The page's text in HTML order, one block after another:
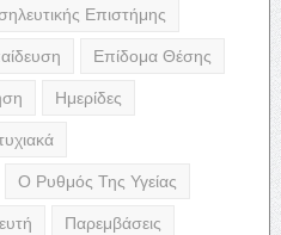
Επιστήμης
Επίδομα Θέσης
Ημερίδες
Ο Ρυθμός Της Υγείας
Παρεμβάσεις